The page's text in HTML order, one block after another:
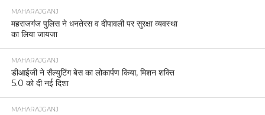
MAHARAJGANJ
महराजगंज पुलिस ने धनतेरस व दीपावली पर सुरक्षा व्यवस्था
का लिया जायजा
MAHARAJGANJ
डीआईजी ने सैल्युटिंग बेस का लोकार्पण किया, मिशन शक्ति
5.0 को दी नई दिशा
MAHARAJGANJ